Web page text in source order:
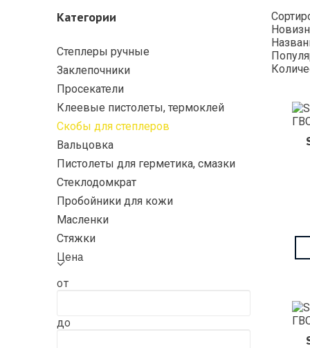
Категории
Степлеры ручные
Заклепочники
Просекатели
Клеевые пистолеты, термоклей
Скобы для степлеров
Вальцовка
Пистолеты для герметика, смазки
Стеклодомкрат
Пробойники для кожи
Масленки
Стяжки
Цена
от
до